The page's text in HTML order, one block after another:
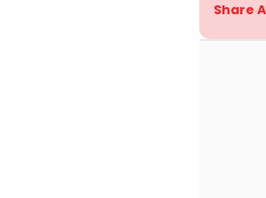
Share